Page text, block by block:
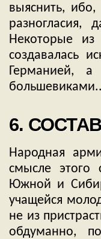
выяснить,
разногласия,
Некоторые
создавалась
Германией,
6.
Народная
смысле этого
Южной и
учащейся
не из
обдуманно,